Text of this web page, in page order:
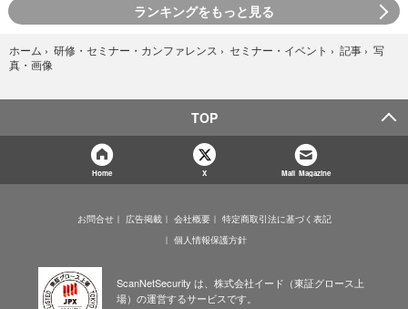
ランキングをもっと見る
ホーム › 研修・セミナー・カンファレンス › セミナー・イベント › 記事 › 写
真・画像
TOP
Home X Mail Magazine
お問合せ 広告掲載 会社概要
特定商取引法に基づく表記
個人情報保護方針
ScanNetSecurity は、株式会社イード（東証グロース上
場）の運営するサービスです。